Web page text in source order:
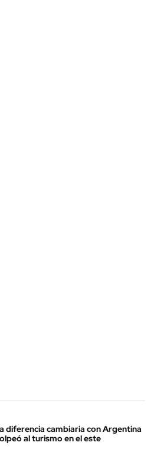
diferencia cambiaria con Argentina
al turismo en el este